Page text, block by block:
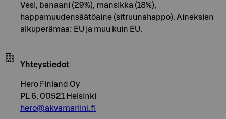
Vesi, banaani (29%), mansikka (18%),
happamuudensäätöaine (sitruunahappo). Aineksien
alkuperämaa: EU ja muu kuin EU.
Yhteystiedot
Hero Finland Oy
PL 6, 00521 Helsinki
hero@akvamariini.fi